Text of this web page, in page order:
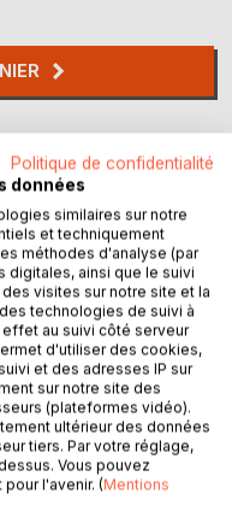
qu'on disait jadis aux
contraire de la colère
dans le meilleur des
qui n'est pas chose
lancer à un fâcheux,
Politique de confidentialité
données
similaires sur notre
et techniquement
méthodes d'analyse (par
ainsi que le suivi
visites sur notre site et la
technologies de suivi à
au suivi côté serveur
d'utiliser des cookies,
et des adresses IP sur
sur notre site des
(plateformes vidéo).
ultérieur des données
tiers. Par votre réglage,
Vous pouvez
l'avenir. (Mentions